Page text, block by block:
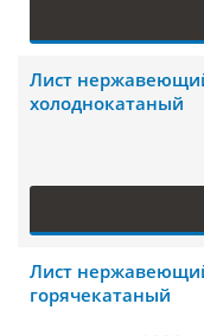
Лист
холоднокатаный
Лист
горячекатаный